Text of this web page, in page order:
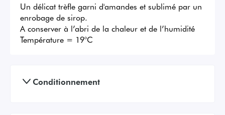
Un délicat trèfle garni d'amandes et sublimé par un
enrobage de sirop.
A conserver à l’abri de la chaleur et de l’humidité
Température = 19°C
Conditionnement